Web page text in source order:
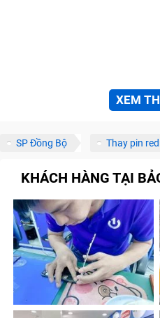
XEM
SP Đồng Bộ Thay pin
KHÁCH HÀNG TẠI